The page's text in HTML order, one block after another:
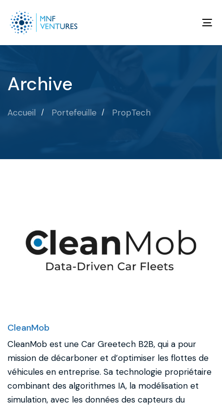
Archive
Accueil Portefeuille PropTech
CleanMob
CleanMob est une Car Greetech B2B, qui a pour
mission de décarboner et d’optimiser les flottes de
véhicules en entreprise. Sa technologie propriétaire
combinant des algorithmes IA, la modélisation et
simulation, avec les données des capteurs du